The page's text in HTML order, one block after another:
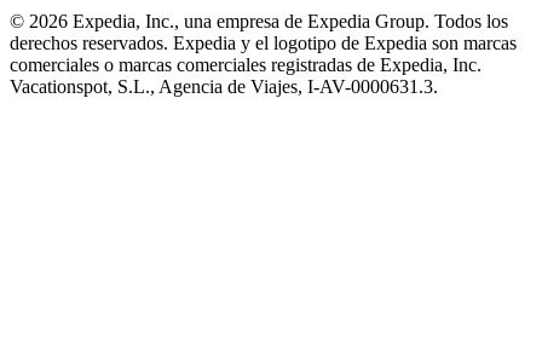
© 2026 Expedia, Inc., una empresa de Expedia Group. Todos los
derechos reservados. Expedia y el logotipo de Expedia son marcas
comerciales o marcas comerciales registradas de Expedia, Inc.
Vacationspot, S.L., Agencia de Viajes, I-AV-0000631.3.